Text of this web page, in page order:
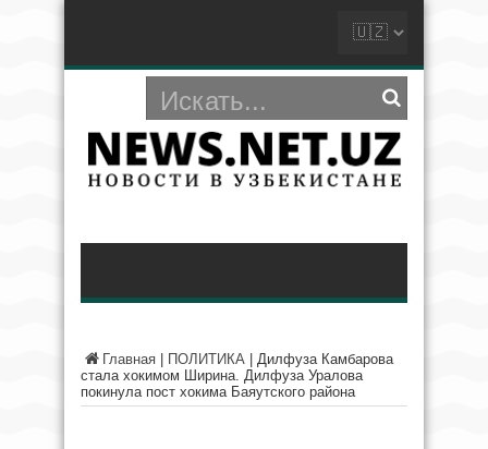
Главная ПОЛИТИКА
Дилфуза Камбарова
стала хокимом Ширина. Дилфуза Уралова
покинула пост хокима Баяутского района